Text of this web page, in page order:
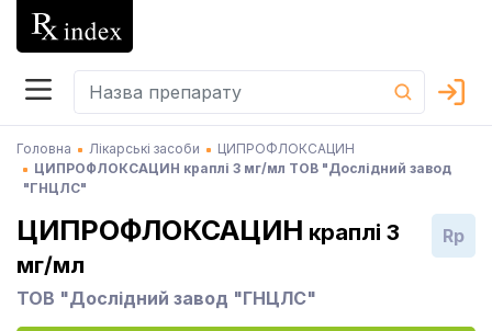
Головна Лікарські засоби
ЦИПРОФЛОКСАЦИН
ЦИПРОФЛОКСАЦИН краплі 3 мг/мл ТОВ "Дослідний завод
"ГНЦЛС"
ЦИПРОФЛОКСАЦИН краплі 3
мг/мл
ТОВ "Дослідний завод "ГНЦЛС"
Rp